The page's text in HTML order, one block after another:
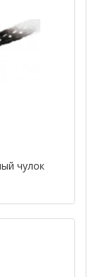
чулок